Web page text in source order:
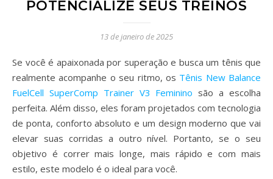
POTENCIALIZE SEUS TREINOS
13 de janeiro de 2025
Se você é apaixonada por superação e busca um tênis que
realmente acompanhe o seu ritmo, os Tênis New Balance
FuelCell SuperComp Trainer V3 Feminino são a escolha
perfeita. Além disso, eles foram projetados com tecnologia
de ponta, conforto absoluto e um design moderno que vai
elevar suas corridas a outro nível. Portanto, se o seu
objetivo é correr mais longe, mais rápido e com mais
estilo, este modelo é o ideal para você.